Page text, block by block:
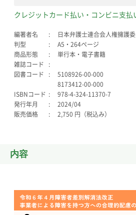
クレジットカード払い・コンビニ支
編著者名
日本弁護士連合会人権擁護
判型
A5・264ページ
商品形態
単行本・電子書籍
雑誌コード
図書コード
5108926-00-000
8173412-00-000
ISBNコード
978-4-324-11370-7
発行年月
2024/04
販売価格
2,750 円（税込み）
内容